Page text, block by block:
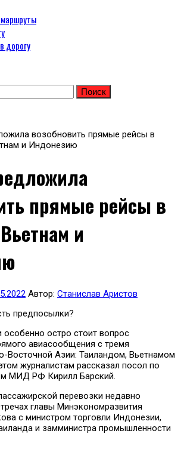
маршруты
дорогу
возобновить прямые рейсы в
и Индонезию
прямые рейсы в
и
Автор: Станислав Аристов
предпосылки?
остро стоит вопрос
авиасообщения с тремя
Восточной Азии: Таиландом, Вьетнамом
журналистам рассказал посол по
МИД РФ Кирилл Барский.
перевозки недавно
главы Минэкономразвития
с министром торговли Индонезии,
и замминистра промышленности